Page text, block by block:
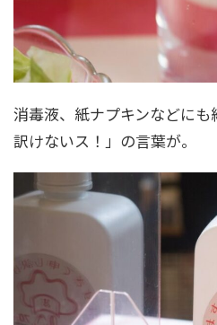
消毒液、紙ナプキンなどに
訳けないス！」の言葉が。